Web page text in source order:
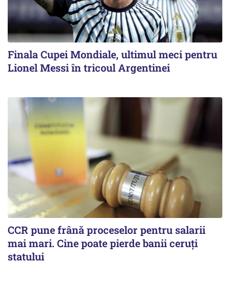
Finala Cupei Mondiale, ultimul meci pentru
Lionel Messi în tricoul Argentinei
CCR pune frână proceselor pentru salarii
mai mari. Cine poate pierde banii ceruți
statului